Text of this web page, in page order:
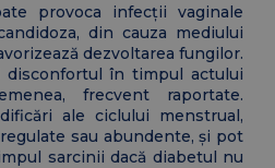
provoca infecții vaginale
din cauza mediului
dezvoltarea fungilor.
disconfortul în timpul actului
frecvent raportate.
ale ciclului menstrual,
sau abundente, și pot
sarcinii dacă diabetul nu